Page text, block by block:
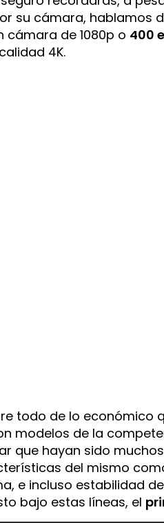
su cámara, hablamos
cámara de 1080p o 400
4K.
todo de lo económico
modelos de la
que hayan sido
del mismo
e incluso estabilidad
bajo estas líneas, el